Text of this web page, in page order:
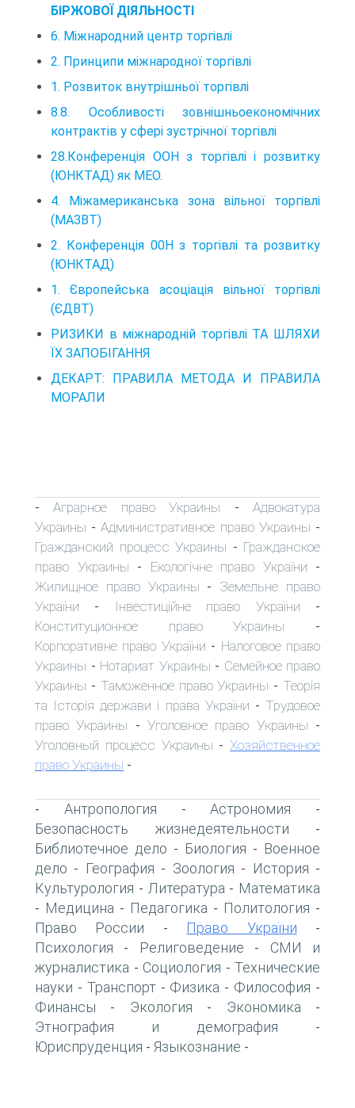
БІРЖОВОЇ ДІЯЛЬНОСТІ
6. Міжнародний центр торгівлі
2. Принципи міжнародної торгівлі
1. Розвиток внутрішньої торгівлі
8.8. Особливості зовнішньоекономічних
контрактів у сфері зустрічної торгівлі
28.Конференція ООН з торгівлі і розвитку
(ЮНКТАД) як МЕО.
4. Міжамериканська зона вільної торгівлі
(МАЗВТ)
2. Конференція 00Н з торгівлі та розвитку
(ЮНКТАД)
1. Європейська асоціація вільної торгівлі
(ЄДВТ)
РИЗИКИ в міжнародній торгівлі ТА ШЛЯХИ
ЇХ ЗАПОБІГАННЯ
ДЕКАРТ: ПРАВИЛА МЕТОДА И ПРАВИЛА
МОРАЛИ
-Аграрное право Украины -Адвокатура
Украины -Административное право Украины -
Гражданский процесс Украины - Гражданское
право Украины - Екологічне право України -
Жилищное право Украины - Земельне право
України - Інвестиційне право України -
Конституционное право Украины -
Корпоративне право України - Налоговое право
Украины - Нотариат Украины - Семейное право
Украины - Таможенное право Украины - Теорія
та Історія держави і права України - Трудовое
право Украины -Уголовное право Украины -
Уголовный процесс Украины - Хозяйственное
право Украины -
- Антропология -Астрономия -
Безопасность жизнедеятельности -
Библиотечное дело - Биология - Военное
дело - География - Зоология - История -
Культурология - Литература - Математика
- Медицина - Педагогика - Политология -
Право России - Право України -
Психология - Религоведение - СМИ и
журналистика - Социология - Технические
науки - Транспорт- Физика - Философия -
Финансы - Экология - Экономика -
Этнография и демография -
Юриспруденция - Языкознание -